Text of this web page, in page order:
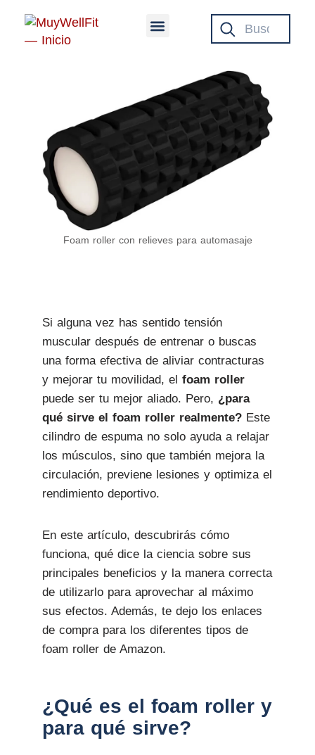
Saltar
Buscar en MuyWellFit
Foam roller con relieves para automasaje
Si alguna vez has sentido tensión
muscular después de entrenar o buscas
una forma efectiva de aliviar contracturas
y mejorar tu movilidad, el foam roller
puede ser tu mejor aliado. Pero, ¿para
qué sirve el foam roller realmente? Este
cilindro de espuma no solo ayuda a relajar
los músculos, sino que también mejora la
circulación, previene lesiones y optimiza el
rendimiento deportivo.
En este artículo, descubrirás cómo
funciona, qué dice la ciencia sobre sus
principales beneficios y la manera correcta
de utilizarlo para aprovechar al máximo
sus efectos. Además, te dejo los enlaces
de compra para los diferentes tipos de
foam roller de Amazon.
¿Qué es el foam roller y
para qué sirve?